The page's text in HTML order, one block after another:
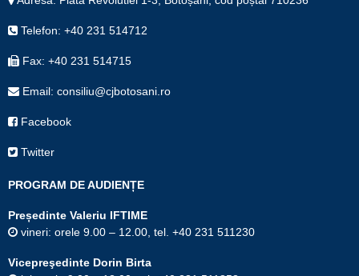
Telefon: +40 231 514712
Fax: +40 231 514715
Email: consiliu@cjbotosani.ro
Facebook
Twitter
PROGRAM DE AUDIENȚE
Președinte Valeriu IFTIME
vineri: orele 9.00 – 12.00, tel. +40 231 511230
Vicepreşedinte Dorin Birta